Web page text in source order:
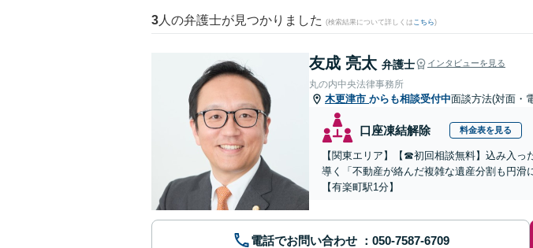
3 人の弁護士が見つかりました (検索結果について詳しくは こちら)
友成 亮太 弁護士 インタビューを見る
丸の内中央法律事務所
木更津市 からも相談受付中面談方法(対面・
口座凍結解除 料金表を見る
【関東エリア】【☎︎初回相談無料】込み入
導く「不動産が絡んだ複雑な遺産分割も円滑
【有楽町駅1分】
電話でお問い合わせ